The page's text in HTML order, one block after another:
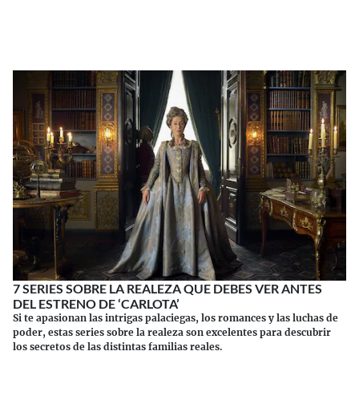
7 SERIES SOBRE LA REALEZA QUE DEBES VER ANTES
DEL ESTRENO DE ‘CARLOTA’
Si te apasionan las intrigas palaciegas, los romances y las luchas de
poder, estas series sobre la realeza son excelentes para descubrir
los secretos de las distintas familias reales.